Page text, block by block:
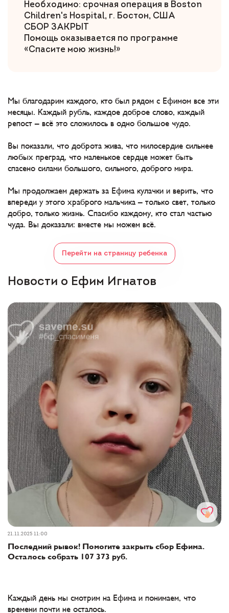
Необходимо: срочная операция в Boston
Children's Hospital, г. Бостон, США
СБОР ЗАКРЫТ
Помощь оказывается по программе
«Спасите мою жизнь!»
Мы благодарим каждого, кто был рядом с Ефимом все эти
месяцы. Каждый рубль, каждое доброе слово, каждый
репост – всё это сложилось в одно большое чудо.
Вы показали, что доброта жива, что милосердие сильнее
любых преград, что маленькое сердце может быть
спасено силами большого, сильного, доброго мира.
Мы продолжаем держать за Ефима кулачки и верить, что
впереди у этого храброго мальчика – только свет, только
добро, только жизнь. Спасибо каждому, кто стал частью
чуда. Вы доказали: вместе мы можем всё.
Перейти на страницу ребенка
Новости о Ефим Игнатов
21.11.2025 11:00
Последний рывок! Помогите закрыть сбор Ефима.
Осталось собрать 107 373 руб.
Каждый день мы смотрим на Ефима и понимаем, что
времени почти не осталось.